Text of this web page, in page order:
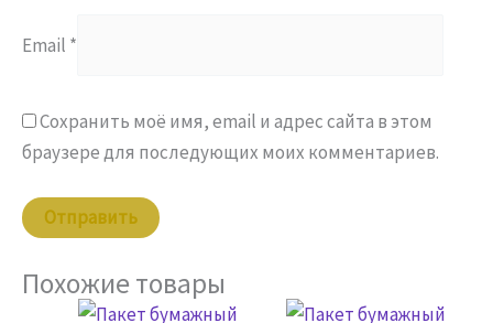
Email *
Сохранить моё имя, email и адрес сайта в этом
браузере для последующих моих комментариев.
Похожие товары